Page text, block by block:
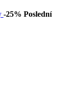
-25% Poslední